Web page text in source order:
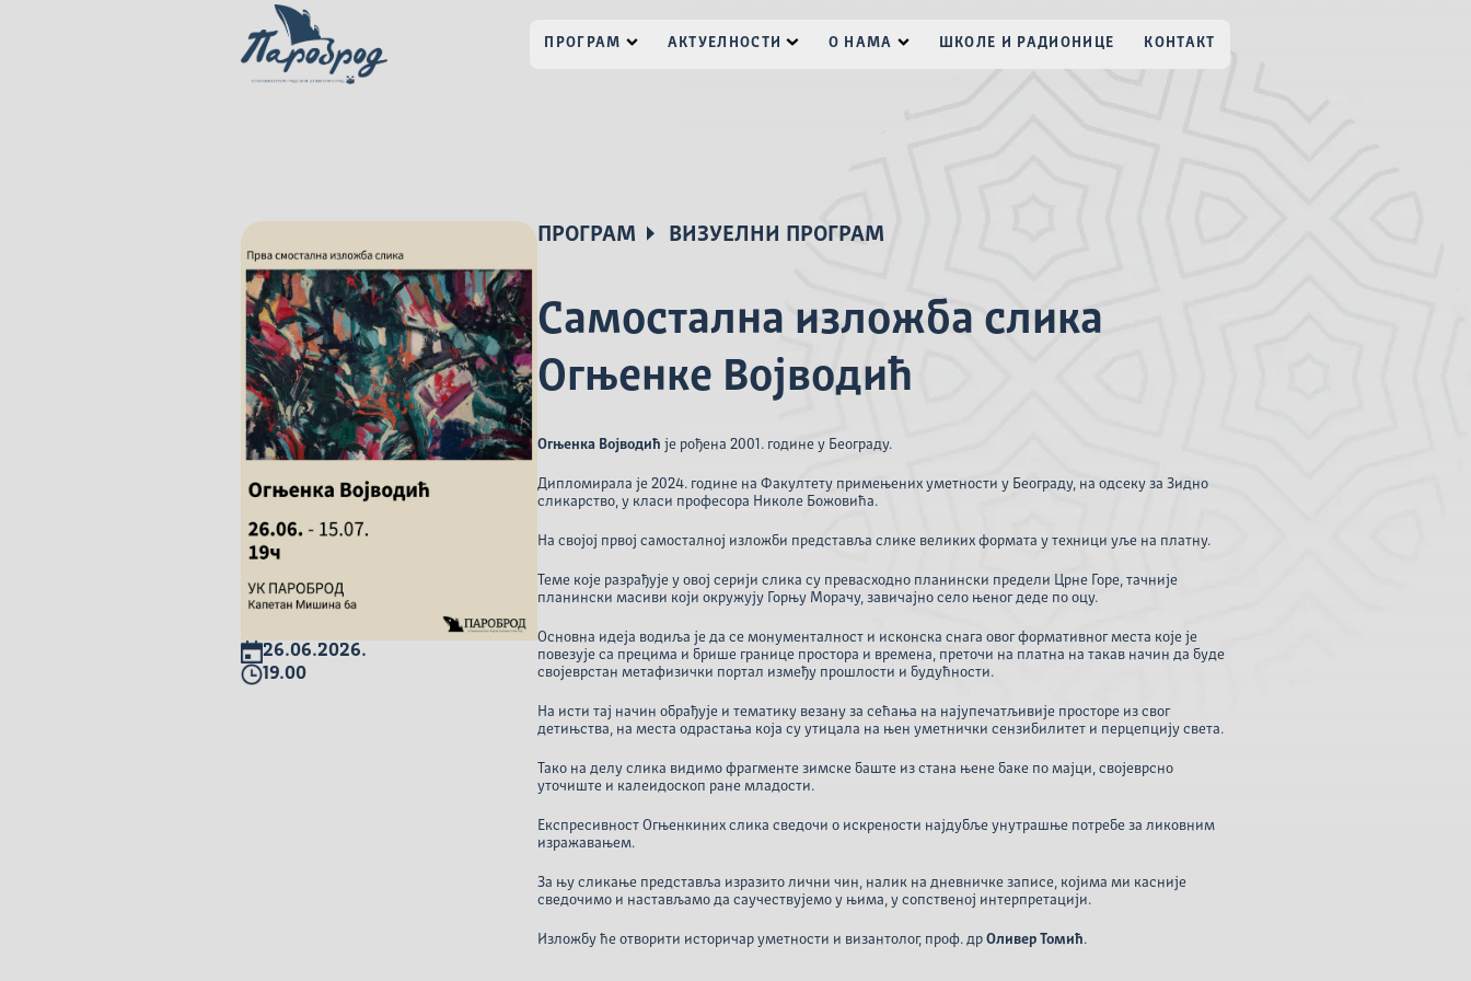
ПРОГРАМ АКТУЕЛНОСТИ О НАМА ШКОЛЕ И РАДИОНИЦЕ КОНТАКТ
26.06.2026.
19.00
ПРОГРАМ ВИЗУЕЛНИ ПРОГРАМ
Самостална изложба слика
Огњенке Војводић
Огњенка Војводић је рођена 2001. године у Београду.
Дипломирала је 2024. годинe на Факултету примењених уметности у Београду, на одсеку за Зидно
сликарство, у класи професора Николе Божовића.
На својој првој самосталној изложби представља слике великих формата у техници уље на платну.
Темe којe разрађује у овој серији слика су превасходно планински предели Црне Горе, тачније
планински масиви који окружују Горњу Морачу, завичајно село њеног деде по оцу.
Основна идеја водиља је да се монументалност и исконска снага овог формативног места које је
повезује са прецима и брише границе простора и времена, преточи на платна на такав начин да буде
својеврстан метафизички портал између прошлости и будућности.
На исти тај начин обрађује и тематику везану за сећања на најупечатљивије просторе из свог
детињства, на места одрастања која су утицала на њен уметнички сензибилитет и перцепцију света.
Тако на делу слика видимо фрагменте зимске баште из стана њене баке по мајци, својеврсно
уточиште и калеидоскоп ране младости.
Експресивност Огњенкиних слика сведочи о искрености најдубље унутрашње потребе за ликовним
изражавањем.
За њу сликање представља изразито лични чин, налик на дневничке записе, којима ми касније
сведочимо и настављамо да саучествујемо у њима, у сопственој интерпретацији.
Изложбу ће отворити историчар уметности и византолог, проф. дрОливер Томић.